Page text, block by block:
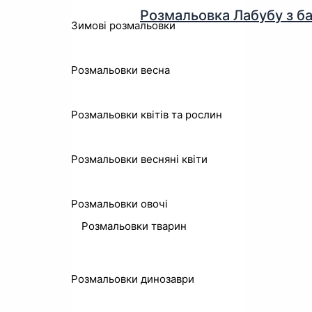
Розмальовка Лабубу з
Зимові розмальовки
Розмальовки весна
Розмальовки квітів та рослин
Розмальовки весняні квіти
Розмальовки овочі
Розмальовки тварин
Розмальовки динозаври